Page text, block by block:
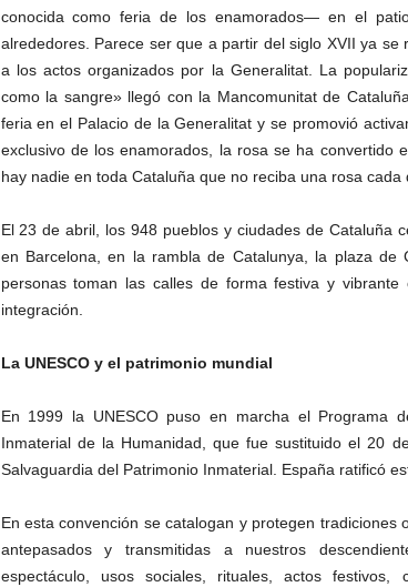
conocida como feria de los enamorados— en el
alrededores. Parece ser que a partir del siglo XVII ya
a los actos organizados por la Generalitat. La
como la sangre» llegó con la Mancomunitat de
feria en el Palacio de la Generalitat y se promovió
exclusivo de los enamorados, la rosa se ha convertido
hay nadie en toda Cataluña que no reciba una rosa cada
El 23 de abril, los 948 pueblos y ciudades de Cataluña
en Barcelona, en la rambla de Catalunya, la plaza de
personas toman las calles de forma festiva y
integración.
La UNESCO y el patrimonio mundial
En 1999 la UNESCO puso en marcha el Programa
Inmaterial de la Humanidad, que fue sustituido el 20
Salvaguardia del Patrimonio Inmaterial. España ratificó
En esta convención se catalogan y protegen
antepasados y transmitidas a nuestros
espectáculo, usos sociales, rituales, actos